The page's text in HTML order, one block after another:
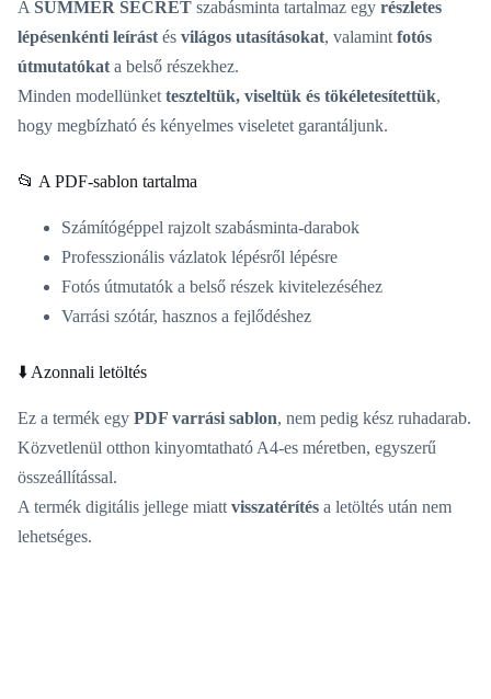
A SUMMER SECRET szabásminta tartalmaz egy részletes
lépésenkénti leírást és világos utasításokat, valamint fotós
útmutatókat a belső részekhez.
Minden modellünket teszteltük, viseltük és tökéletesítettük,
hogy megbízható és kényelmes viseletet garantáljunk.
📂 A PDF-sablon tartalma
Számítógéppel rajzolt szabásminta-darabok
Professzionális vázlatok lépésről lépésre
Fotós útmutatók a belső részek kivitelezéséhez
Varrási szótár, hasznos a fejlődéshez
⬇️ Azonnali letöltés
Ez a termék egy PDF varrási sablon, nem pedig kész ruhadarab.
Közvetlenül otthon kinyomtatható A4-es méretben, egyszerű
összeállítással.
A termék digitális jellege miatt visszatérítés a letöltés után nem
lehetséges.